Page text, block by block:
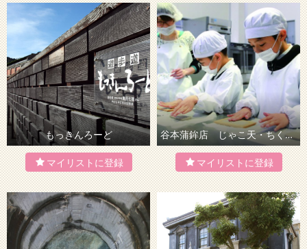
もっきんろーど 谷本蒲鉾店 じゃこ天・ちくわ製造体験